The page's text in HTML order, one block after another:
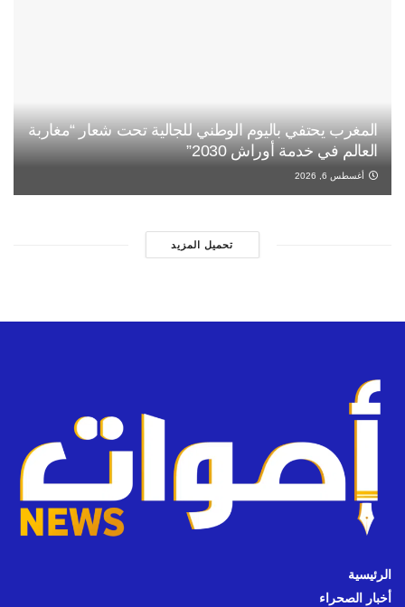
المغرب يحتفي باليوم الوطني للجالية تحت شعار “مغاربة
العالم في خدمة أوراش 2030”
أغسطس 6, 2026
تحميل المزيد
الرئيسية
أخبار الصحراء